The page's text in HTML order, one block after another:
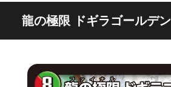
龍の極限 ドギラゴールデン